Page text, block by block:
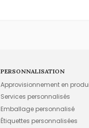
PERSONNALISATION
Approvisionnement en
Services personnalisés
Emballage personnalisé
Étiquettes personnalisées